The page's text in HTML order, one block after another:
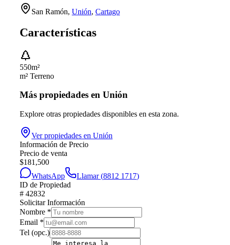
San Ramón, Unión, Cartago
Características
550m²
m² Terreno
Más propiedades en Unión
Explore otras propiedades disponibles en esta zona.
Ver propiedades en Unión
Información de Precio
Precio de venta
$181,500
WhatsApp
Llamar (8812 1717)
ID de Propiedad
# 42832
Solicitar Información
Nombre *
Email *
Tel (opc.)